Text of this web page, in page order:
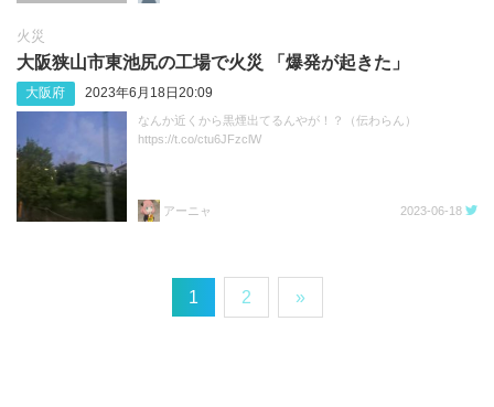
火災
大阪狭山市東池尻の工場で火災 「爆発が起きた」
大阪府 2023年6月18日20:09
なんか近くから黒煙出てるんやが！？（伝わらん）
https://t.co/ctu6JFzclW
アーニャ 2023-06-18
1 2 »